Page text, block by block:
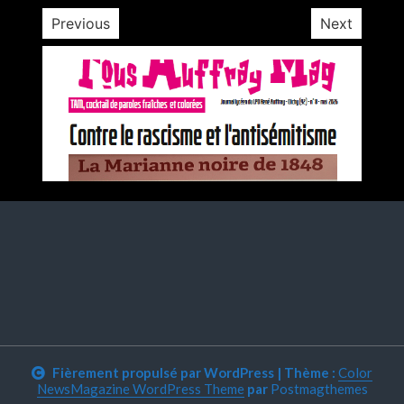
Previous Next
Fièrement propulsé par WordPress | Thème : Color
NewsMagazine WordPress Theme par Postmagthemes